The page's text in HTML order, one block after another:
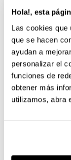
Hola!, esta
Las cookies que
que se hacen
ayudan a
personalizar el
funciones de
obtener más
utilizamos, abra
El cuchillo
Sus
tengan manos
Los alveolos en